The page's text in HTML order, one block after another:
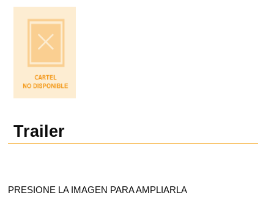
Trailer
PRESIONE LA IMAGEN PARA AMPLIARLA